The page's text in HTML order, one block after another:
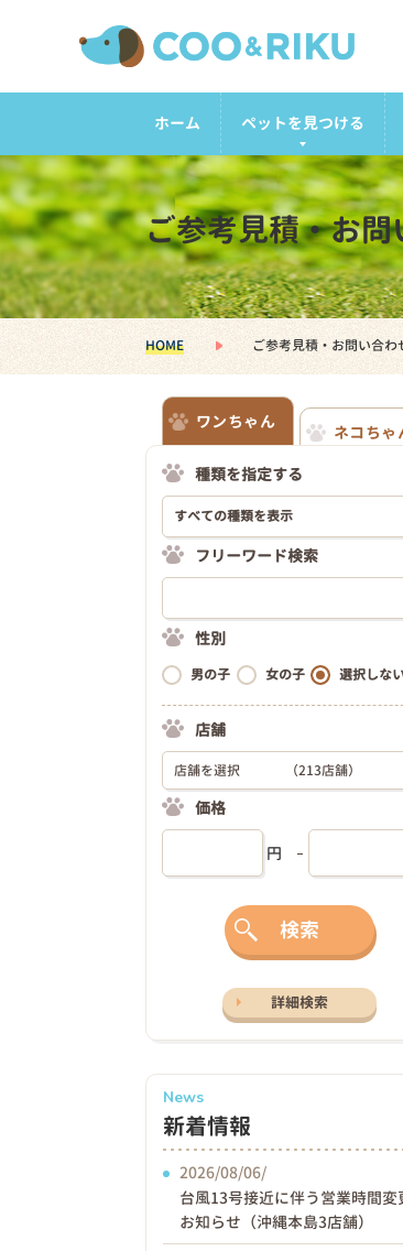
ホーム ペットを見つける
ご参考見積・お問
HOME ご参考見積・お問い合わ
ワンちゃん
ネコちゃ
種類を指定する
フリーワード検索
性別
男の子 女の子 選択しな
店舗
店舗を選択 （213店舗）
価格
円
検索
詳細検索
News
新着情報
2026/08/06/
台風13号接近に伴う営業時間変
お知らせ（沖縄本島3店舗）